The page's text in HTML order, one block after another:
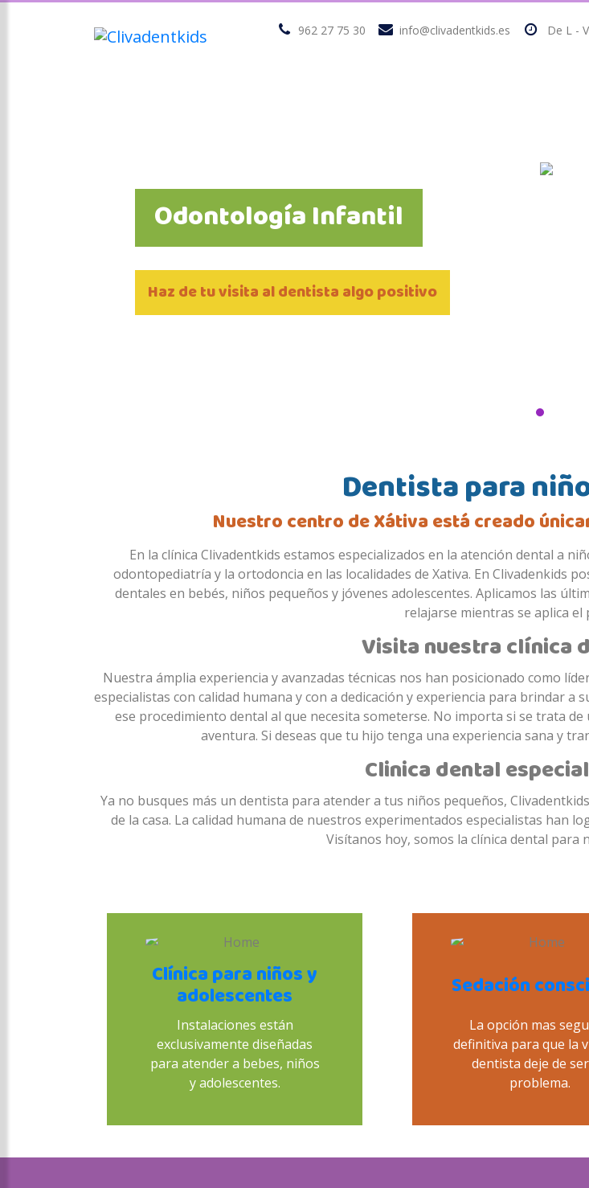
962 27 75 30 info@clivadentkids.es De L -
Odontología Infantil
Haz de tu visita al dentista algo positivo
Dentista para
Nuestro centro de Xátiva está creado
En la clínica Clivadentkids estamos especializados en la atención dental a
odontopediatría y la ortodoncia en las localidades de Xativa. En Clivadenkids
dentales en bebés, niños pequeños y jóvenes adolescentes. Aplicamos las
relajarse mientras se aplica el
Visita nuestra clínica
Nuestra ámplia experiencia y avanzadas técnicas nos han posicionado como
especialistas con calidad humana y con a dedicación y experiencia para brindar
ese procedimiento dental al que necesita someterse. No importa si se trata
aventura. Si deseas que tu hijo tenga una experiencia sana y
Clinica dental
Ya no busques más un dentista para atender a tus niños pequeños,
de la casa. La calidad humana de nuestros experimentados especialistas han
Visítanos hoy, somos la clínica dental para
Clínica para niños y
adolescentes
Instalaciones están
exclusivamente diseñadas
para atender a bebes, niños
y adolescentes.
Sedación
La opción mas
definitiva para que la
dentista deje de
problema.